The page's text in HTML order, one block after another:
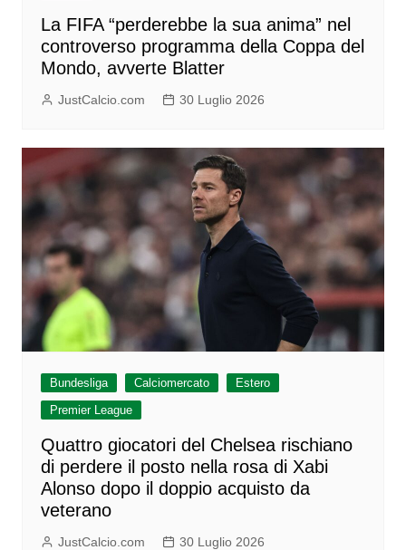
La FIFA “perderebbe la sua anima” nel
controverso programma della Coppa del
Mondo, avverte Blatter
JustCalcio.com 30 Luglio 2026
Bundesliga Calciomercato
Estero
Premier League
Quattro giocatori del Chelsea rischiano
di perdere il posto nella rosa di Xabi
Alonso dopo il doppio acquisto da
veterano
JustCalcio.com 30 Luglio 2026